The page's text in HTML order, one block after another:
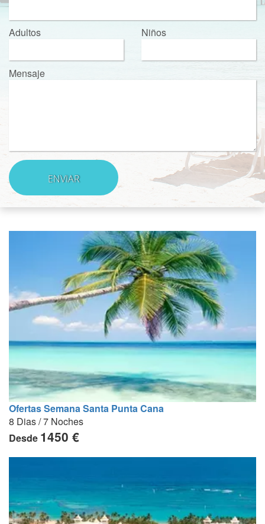
Adultos Niños
Mensaje
Ofertas Semana Santa Punta Cana
8 Dias / 7 Noches
Desde 1450 €